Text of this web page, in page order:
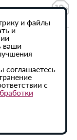
данных
и файлы
и
ваши
соглашаетесь
с